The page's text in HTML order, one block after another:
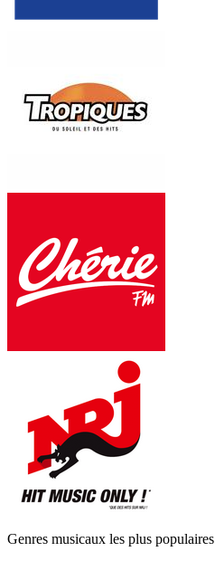
Genres musicaux les plus populaires